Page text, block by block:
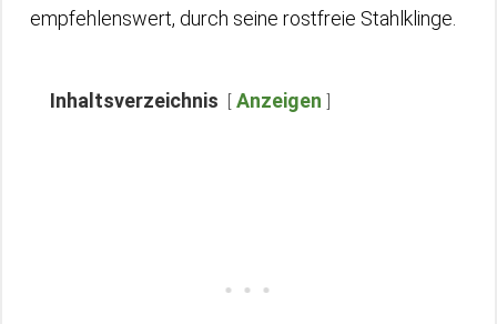
empfehlenswert, durch seine rostfreie Stahlklinge.
Inhaltsverzeichnis Anzeigen